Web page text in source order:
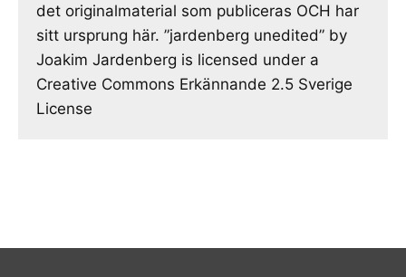
det originalmaterial som publiceras OCH har
sitt ursprung här. ”jardenberg unedited” by
Joakim Jardenberg is licensed under a
Creative Commons Erkännande 2.5 Sverige
License